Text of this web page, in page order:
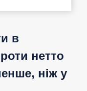
в
нетто
ніж у